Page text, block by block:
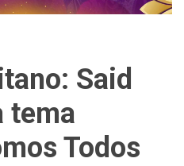
Said
tema
Todos